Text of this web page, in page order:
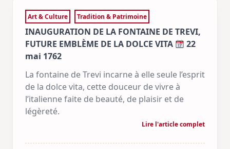
Art & Culture Tradition & Patrimoine
INAUGURATION DE LA FONTAINE DE TREVI,
FUTURE EMBLÈME DE LA DOLCE VITA
22
mai 1762
La fontaine de Trevi incarne à elle seule l’esprit
de la dolce vita, cette douceur de vivre à
l’italienne faite de beauté, de plaisir et de
légèreté.
Lire l'article complet